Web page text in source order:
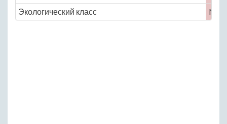
Экологический класс
No